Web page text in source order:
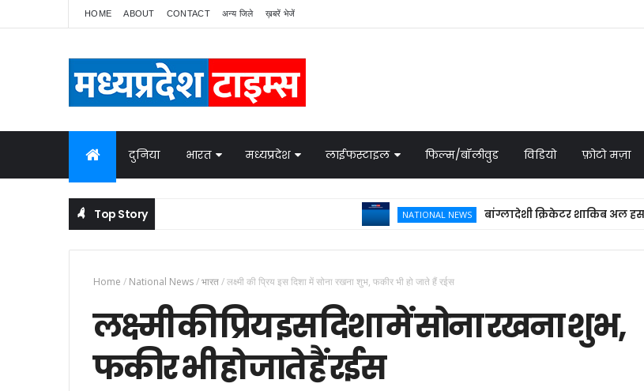
HOME ABOUT CONTACT अन्य जिले ख़बरें भेजें
दुनिया भारत मध्यप्रदेश लाईफस्टाइल फिल्म/बॉलीवुड विडियो फ़ोटो मज़ा
Top Story NATIONAL NEWS बांग्लादेशी क्रिकेटर शाकिब अल हसन के
Home / National News/भारत/लक्ष्मी की प्रिय इस दिशा में सोना रखना शुभ, फकीर भी हो जाते हैं रईस
लक्ष्मी की प्रिय इस दिशा में सोना रखना शुभ,
फकीर भी हो जाते हैं रईस